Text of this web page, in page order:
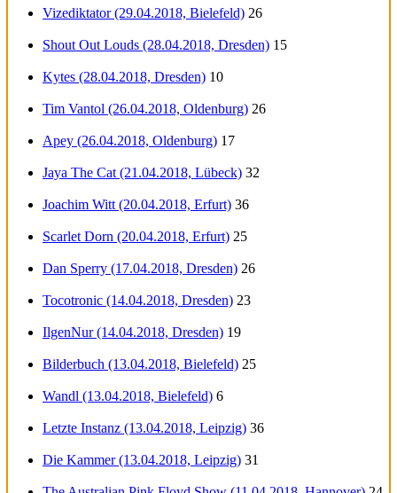
Vizediktator (29.04.2018, Bielefeld) 26
Shout Out Louds (28.04.2018, Dresden) 15
Kytes (28.04.2018, Dresden) 10
Tim Vantol (26.04.2018, Oldenburg) 26
Apey (26.04.2018, Oldenburg) 17
Jaya The Cat (21.04.2018, Lübeck) 32
Joachim Witt (20.04.2018, Erfurt) 36
Scarlet Dorn (20.04.2018, Erfurt) 25
Dan Sperry (17.04.2018, Dresden) 26
Tocotronic (14.04.2018, Dresden) 23
IlgenNur (14.04.2018, Dresden) 19
Bilderbuch (13.04.2018, Bielefeld) 25
Wandl (13.04.2018, Bielefeld) 6
Letzte Instanz (13.04.2018, Leipzig) 36
Die Kammer (13.04.2018, Leipzig) 31